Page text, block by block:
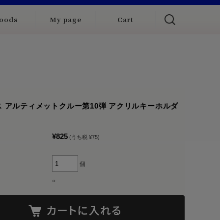
My page Cart
アルティメットクルー第10弾 アクリルキーホルダ
¥825 (うち税 ¥75)
個
○